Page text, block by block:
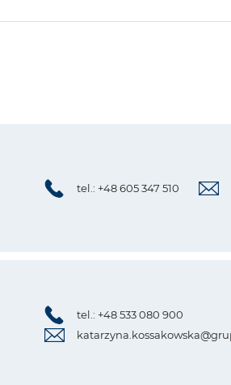
tel.: +48 605 347 510
tel.: +48 533 080 900